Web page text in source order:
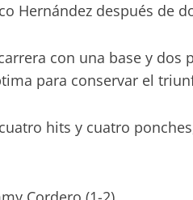
Hernández después de
con una base y dos
para conservar el
hits y cuatro